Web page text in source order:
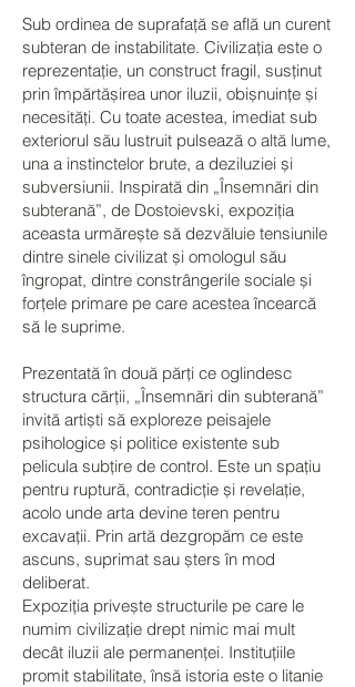
Sub ordinea de suprafață se află un curent
subteran de instabilitate. Civilizația este o
reprezentație, un construct fragil, susținut
prin împărtășirea unor iluzii, obișnuințe și
necesități. Cu toate acestea, imediat sub
exteriorul său lustruit pulsează o altă lume,
una a instinctelor brute, a deziluziei și
subversiunii. Inspirată din „Însemnări din
subterană”, de Dostoievski, expoziția
aceasta urmărește să dezvăluie tensiunile
dintre sinele civilizat și omologul său
îngropat, dintre constrângerile sociale și
forțele primare pe care acestea încearcă
să le suprime.
Prezentată în două părți ce oglindesc
structura cărții, „Însemnări din subterană”
invită artiști să exploreze peisajele
psihologice și politice existente sub
pelicula subțire de control. Este un spațiu
pentru ruptură, contradicție și revelație,
acolo unde arta devine teren pentru
excavații. Prin artă dezgropăm ce este
ascuns, suprimat sau șters în mod
deliberat.
Expoziția privește structurile pe care le
numim civilizație drept nimic mai mult
decât iluzii ale permanenței. Instituțiile
promit stabilitate, însă istoria este o litanie